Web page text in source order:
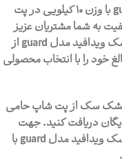
غذای خشک حمایتی سگ ویدافید مدل guard با وزن 10 کیلویی در پت
به شما مشتریان عزیز
ارائه می شود. با خرید غذای خشک حمایتی سگ ویدافید مدل guard از
خود را با انتخاب محصولی
سگازپت شاپ حامی
دریافت کنید. جهت
دریافت راهنمای خرید غذای خشک حمایتی سگ ویدافید مدل guard با